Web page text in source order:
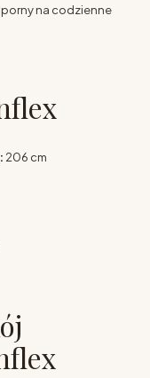
na codzienne
206 cm